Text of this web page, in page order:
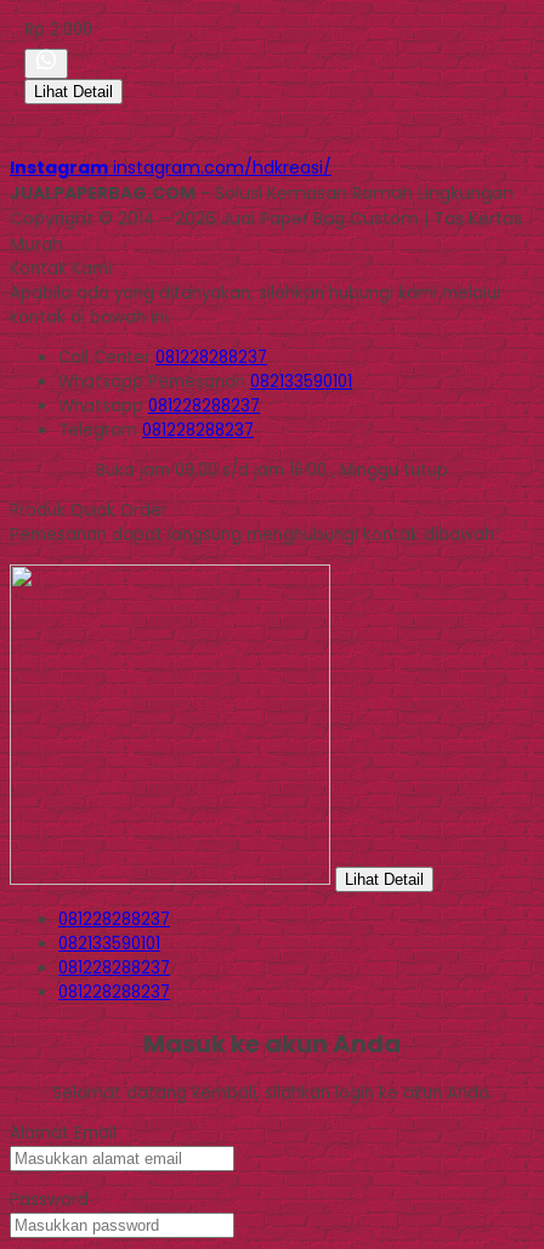
Rp 2.000
Lihat Detail
Instagram instagram.com/hdkreasi/
JUALPAPERBAG.COM- Solusi Kemasan Ramah Lingkungan
Copyright © 2014 - 2026 Jual Paper Bag Custom | Tas Kertas
Murah
Kontak Kami
Apabila ada yang ditanyakan, silahkan hubungi kami melalui
kontak di bawah ini.
Call Center081228288237
WhatsappPemesanan 082133590101
Whatsapp081228288237
Telegram081228288237
Buka jam 09.00 s/d jam 16.00 , Minggu tutup
Produk Quick Order
Pemesanan dapat langsung menghubungi kontak dibawah:
Lihat Detail
081228288237
082133590101
081228288237
081228288237
Masuk ke akun Anda
Selamat datang kembali, silahkan login ke akun Anda.
Alamat Email
Password